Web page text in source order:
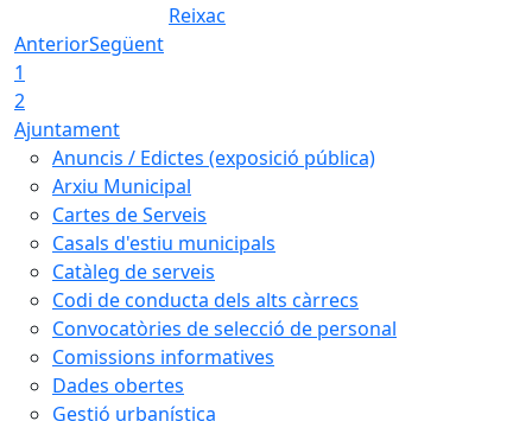
Reixac
AnteriorSegüent
1
2
Ajuntament
Anuncis / Edictes (exposició pública)
Arxiu Municipal
Cartes de Serveis
Casals d'estiu municipals
Catàleg de serveis
Codi de conducta dels alts càrrecs
Convocatòries de selecció de personal
Comissions informatives
Dades obertes
Gestió urbanística